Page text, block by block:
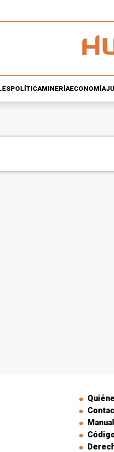
POLÍTICAMINERÍAECONOMÍA